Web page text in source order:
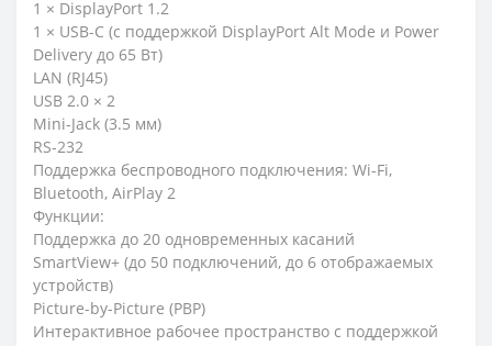
1 × DisplayPort 1.2
1 × USB-C (с поддержкой DisplayPort Alt Mode и Power
Delivery до 65 Вт)
LAN (RJ45)
USB 2.0 × 2
Mini-Jack (3.5 мм)
RS-232
Поддержка беспроводного подключения: Wi-Fi,
Bluetooth, AirPlay 2
Функции:
Поддержка до 20 одновременных касаний
SmartView+ (до 50 подключений, до 6 отображаемых
устройств)
Picture-by-Picture (PBP)
Интерактивное рабочее пространство с поддержкой